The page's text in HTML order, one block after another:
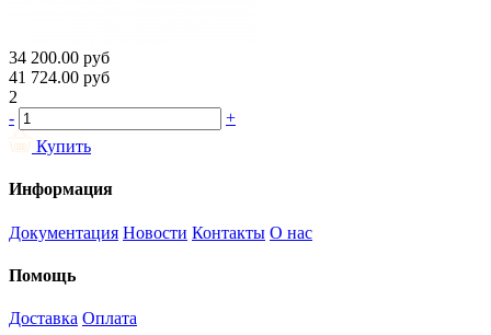
34 200.00 руб
41 724.00 руб
2
-
+
Купить
Информация
Документация Новости Контакты О нас
Помощь
Доставка Оплата